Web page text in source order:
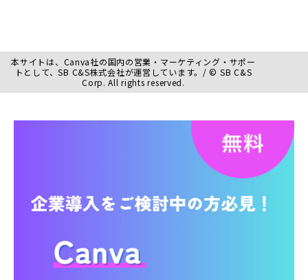
本サイトは、Canva社の国内の営業・マーケティング・サポー
トとして、SB C&S株式会社が運営しています。/ © SB C&S
Corp. All rights reserved.